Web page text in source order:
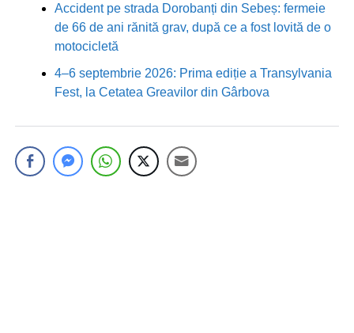
Accident pe strada Dorobanți din Sebeș: fermeie
de 66 de ani rănită grav, după ce a fost lovită de o
motocicletă
4–6 septembrie 2026: Prima ediție a Transylvania
Fest, la Cetatea Greavilor din Gârbova